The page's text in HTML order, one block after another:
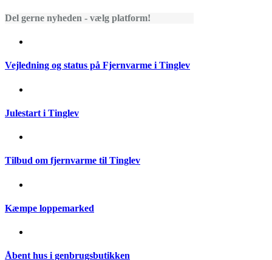
Del gerne nyheden - vælg platform!
Vejledning og status på Fjernvarme i Tinglev
Julestart i Tinglev
Tilbud om fjernvarme til Tinglev
Kæmpe loppemarked
Åbent hus i genbrugsbutikken